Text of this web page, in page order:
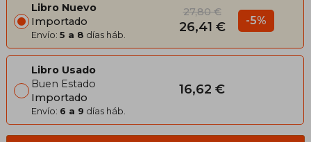
Libro Nuevo
Importado
Envío: 5 a 8 días háb.
27,80 €
26,41 € -5%
Libro Usado
Buen Estado
Importado
Envío: 6 a 9 días háb.
16,62 €